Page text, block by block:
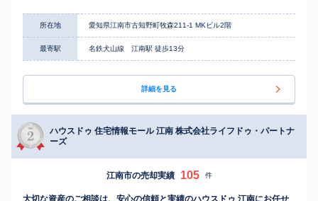
所在地 愛知県江南市古知野町牧森211-1 MKビル2階
最寄駅 名鉄犬山線 江南駅 徒歩13分
詳細を見る
ハウスドゥ 住宅情報モール 江南 株式会社ライフドゥ・パートナ
ーズ
江南市の売却実績 105 件
大切な資産のご相談は、安心の信頼と実績のハウスドゥ 江南にお任せ